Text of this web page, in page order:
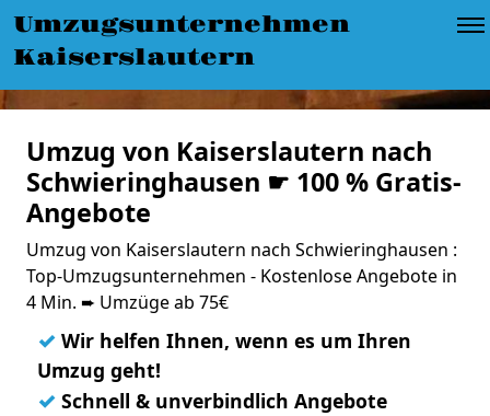
Umzugsunternehmen
Kaiserslautern
Umzug von Kaiserslautern nach
Schwieringhausen ☛ 100 % Gratis-
Angebote
Umzug von Kaiserslautern nach Schwieringhausen :
Top-Umzugsunternehmen - Kostenlose Angebote in
4 Min. ➨ Umzüge ab 75€
✓ Wir helfen Ihnen, wenn es um Ihren
Umzug geht!
✓ Schnell & unverbindlich Angebote